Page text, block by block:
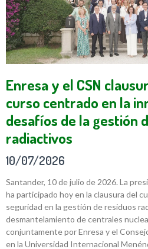
Enresa y el CSN
curso centrado en la
desafíos de la gestión
radiactivos
10/07/2026
Santander, 10 de julio de 2026. La
ha participado hoy en la clausura del
seguridad en la gestión de residuos
desmantelamiento de centrales
conjuntamente por Enresa y el
en la Universidad Internacional